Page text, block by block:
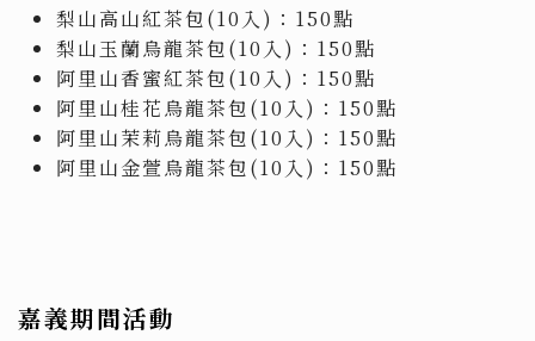
梨山高山紅茶包(10入)：150點
梨山玉蘭烏龍茶包(10入)：150點
阿里山香蜜紅茶包(10入)：150點
阿里山桂花烏龍茶包(10入)：150點
阿里山茉莉烏龍茶包(10入)：150點
阿里山金萱烏龍茶包(10入)：150點
嘉義期間活動